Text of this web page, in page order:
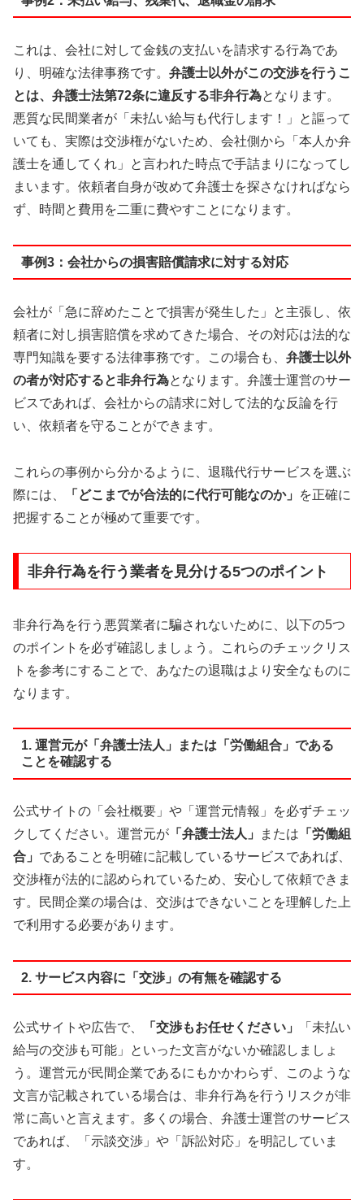
これは、会社に対して金銭の支払いを請求する行為であ
り、明確な法律事務です。 弁護士以外がこの交渉を行うこ
とは、弁護士法第72条に違反する非弁行為となります。
悪質な民間業者が「未払い給与も代行します！」と謳って
いても、実際は交渉権がないため、会社側から「本人か弁
護士を通してくれ」と言われた時点で手詰まりになってし
まいます。依頼者自身が改めて弁護士を探さなければなら
ず、時間と費用を二重に費やすことになります。
事例3：会社からの損害賠償請求に対する対応
会社が「急に辞めたことで損害が発生した」と主張し、依
頼者に対し損害賠償を求めてきた場合、その対応は法的な
専門知識を要する法律事務です。この場合も、 弁護士以外
の者が対応すると非弁行為となります。弁護士運営のサー
ビスであれば、会社からの請求に対して法的な反論を行
い、依頼者を守ることができます。
これらの事例から分かるように、退職代行サービスを選ぶ
際には、
「どこまでが合法的に代行可能なのか」
を正確に
把握することが極めて重要です。
非弁行為を行う業者を見分ける5つのポイント
非弁行為を行う悪質業者に騙されないために、以下の5つ
のポイントを必ず確認しましょう。これらのチェックリス
トを参考にすることで、あなたの退職はより安全なものに
なります。
1. 運営元が「弁護士法人」または「労働組合」である
ことを確認する
公式サイトの「会社概要」や「運営元情報」を必ずチェッ
クしてください。運営元が 「弁護士法人」 または 「労働組
合」 であることを明確に記載しているサービスであれば、
交渉権が法的に認められているため、安心して依頼できま
す。民間企業の場合は、交渉はできないことを理解した上
で利用する必要があります。
2. サービス内容に「交渉」の有無を確認する
公式サイトや広告で、 「交渉もお任せください」
「未払い
給与の交渉も可能」といった文言がないか確認しましょ
う。運営元が民間企業であるにもかかわらず、このような
文言が記載されている場合は、非弁行為を行うリスクが非
常に高いと言えます。多くの場合、弁護士運営のサービス
であれば、「示談交渉」や「訴訟対応」を明記していま
す。